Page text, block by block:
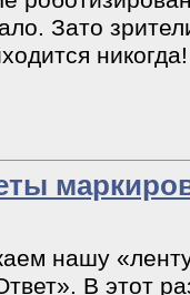
Зато
никогда!
нашу
В этот